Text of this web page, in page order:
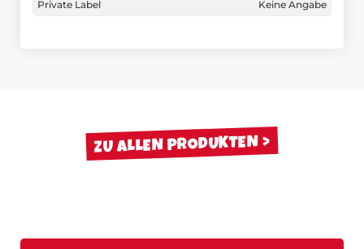
Private Label
Keine Angabe
ZU ALLEN PRODUKTEN